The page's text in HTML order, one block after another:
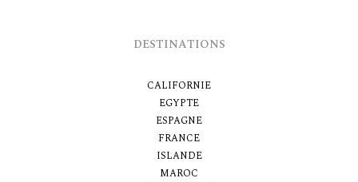
DESTINATIONS
CALIFORNIE
EGYPTE
ESPAGNE
FRANCE
ISLANDE
MAROC